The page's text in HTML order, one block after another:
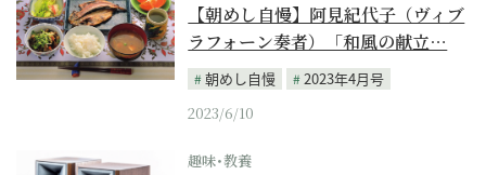
【朝めし自慢】阿見紀代子（ヴィブ
ラフォーン奏者）「和風の献立…
朝めし自慢
2023年4月号
2023/6/10
趣味･教養